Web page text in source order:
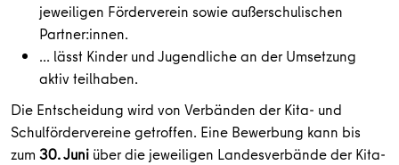
jeweiligen Förderverein sowie außerschulischen
Partner:innen.
… lässt Kinder und Jugendliche an der Umsetzung
aktiv teilhaben.
Die Entscheidung wird von Verbänden der Kita- und
Schulfördervereine getroffen. Eine Bewerbung kann bis
zum 30. Juni über die jeweiligen Landesverbände der Kita-